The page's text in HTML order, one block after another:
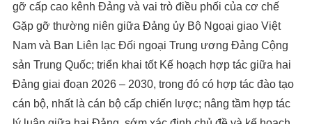
gỡ cấp cao kênh Đảng và vai trò điều phối của cơ chế
Gặp gỡ thường niên giữa Đảng ủy Bộ Ngoại giao Việt
Nam và Ban Liên lạc Đối ngoại Trung ương Đảng Cộng
sản Trung Quốc; triển khai tốt Kế hoạch hợp tác giữa hai
Đảng giai đoạn 2026 – 2030, trong đó có hợp tác đào tạo
cán bộ, nhất là cán bộ cấp chiến lược; nâng tầm hợp tác